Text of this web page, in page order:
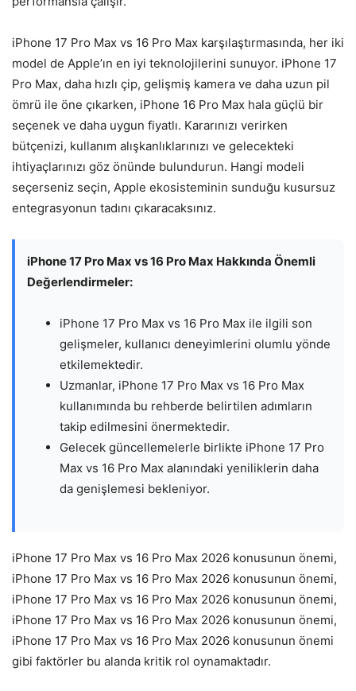
iPhone 17 Pro Max vs 16 Pro Max karşılaştırmasında, her iki
model de Apple’ın en iyi teknolojilerini sunuyor. iPhone 17
Pro Max, daha hızlı çip, gelişmiş kamera ve daha uzun pil
ömrü ile öne çıkarken, iPhone 16 Pro Max hala güçlü bir
seçenek ve daha uygun fiyatlı. Kararınızı verirken
bütçenizi, kullanım alışkanlıklarınızı ve gelecekteki
ihtiyaçlarınızı göz önünde bulundurun. Hangi modeli
seçerseniz seçin, Apple ekosisteminin sunduğu kusursuz
entegrasyonun tadını çıkaracaksınız.
iPhone 17 Pro Max vs 16 Pro Max Hakkında Önemli
Değerlendirmeler:
iPhone 17 Pro Max vs 16 Pro Max ile ilgili son
gelişmeler, kullanıcı deneyimlerini olumlu yönde
etkilemektedir.
Uzmanlar, iPhone 17 Pro Max vs 16 Pro Max
kullanımında bu rehberde belirtilen adımların
takip edilmesini önermektedir.
Gelecek güncellemelerle birlikte iPhone 17 Pro
Max vs 16 Pro Max alanındaki yeniliklerin daha
da genişlemesi bekleniyor.
iPhone 17 Pro Max vs 16 Pro Max 2026 konusunun önemi,
iPhone 17 Pro Max vs 16 Pro Max 2026 konusunun önemi,
iPhone 17 Pro Max vs 16 Pro Max 2026 konusunun önemi,
iPhone 17 Pro Max vs 16 Pro Max 2026 konusunun önemi,
iPhone 17 Pro Max vs 16 Pro Max 2026 konusunun önemi
gibi faktörler bu alanda kritik rol oynamaktadır.